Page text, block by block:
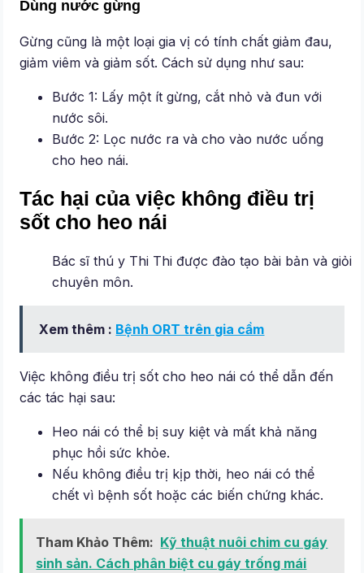
Dùng nước gừng
Gừng cũng là một loại gia vị có tính chất giảm đau,
giảm viêm và giảm sốt. Cách sử dụng như sau:
Bước 1: Lấy một ít gừng, cắt nhỏ và đun với
nước sôi.
Bước 2: Lọc nước ra và cho vào nước uống
cho heo nái.
Tác hại của việc không điều trị
sốt cho heo nái
Bác sĩ thú y Thi Thi được đào tạo bài bản và giỏi
chuyên môn.
Xem thêm : Bệnh ORT trên gia cầm
Việc không điều trị sốt cho heo nái có thể dẫn đến
các tác hại sau:
Heo nái có thể bị suy kiệt và mất khả năng
phục hồi sức khỏe.
Nếu không điều trị kịp thời, heo nái có thể
chết vì bệnh sốt hoặc các biến chứng khác.
Tham Khảo Thêm: Kỹ thuật nuôi chim cu gáy
sinh sản. Cách phân biệt cu gáy trống mái